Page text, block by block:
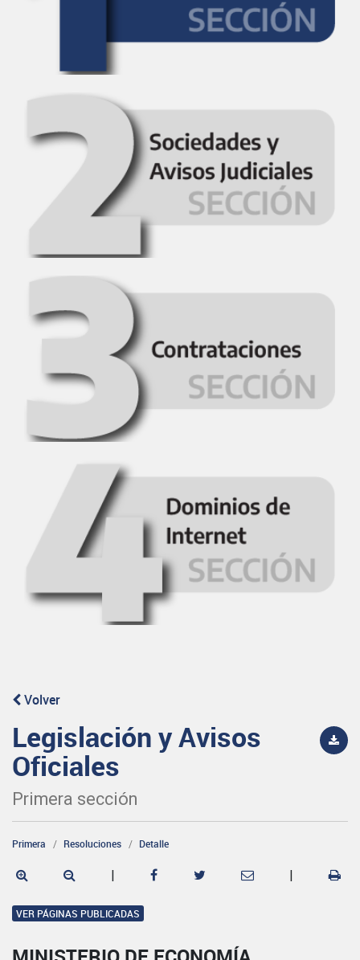
Volver
Legislación y Avisos
Oficiales
Primera sección
Primera Resoluciones Detalle
| |
VER PÁGINAS PUBLICADAS